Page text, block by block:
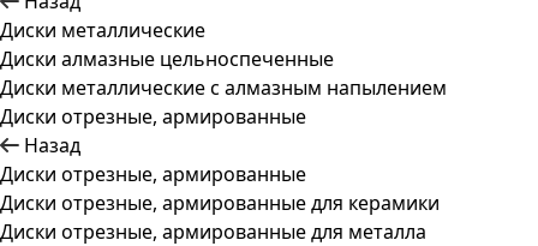
Диски металлические
Диски алмазные цельноспеченные
Диски металлические с алмазным напылением
Диски отрезные, армированные
Назад
Диски отрезные, армированные
Диски отрезные, армированные для керамики
Диски отрезные, армированные для металла